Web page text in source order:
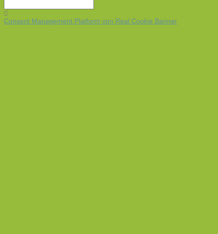
Consent Management Platform von Real Cookie Banner